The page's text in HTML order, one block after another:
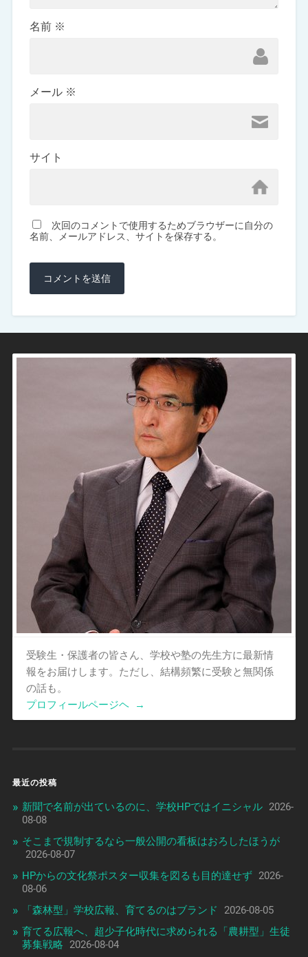
名前 ※
メール ※
サイト
次回のコメントで使用するためブラウザーに自分の
名前、メールアドレス、サイトを保存する。
受験生・保護者の皆さん、学校や塾の先生方に最新情
報をお届けします。ただし、結構頻繁に受験と無関係
の話も。
プロフィールページヘ
→
最近の投稿
新聞で名前が出ているのに、学校HPではイニシャル 2026-
08-08
そこまで規制するなら一般公開の看板はおろしたほうが
2026-08-07
HPからの文化祭ポスター収集を図るも目的達せず 2026-
08-06
「森林型」学校広報、育てるのはブランド
2026-08-05
育てる広報へ、超少子化時代に求められる「農耕型」生徒
募集戦略
2026-08-04